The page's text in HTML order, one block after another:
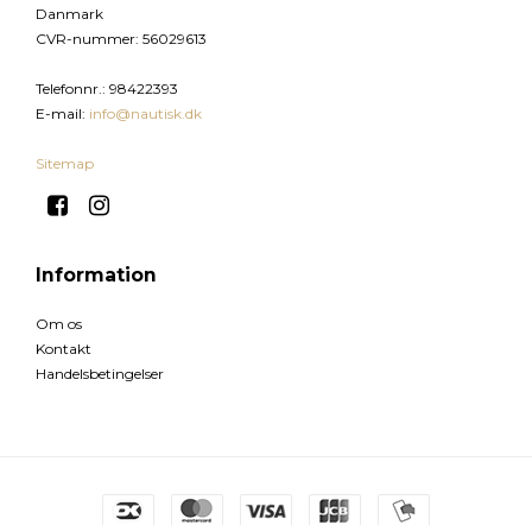
Danmark
CVR-nummer: 56029613
Telefonnr.: 98422393
E-mail: info@nautisk.dk
Sitemap
Information
Om os
Kontakt
Handelsbetingelser